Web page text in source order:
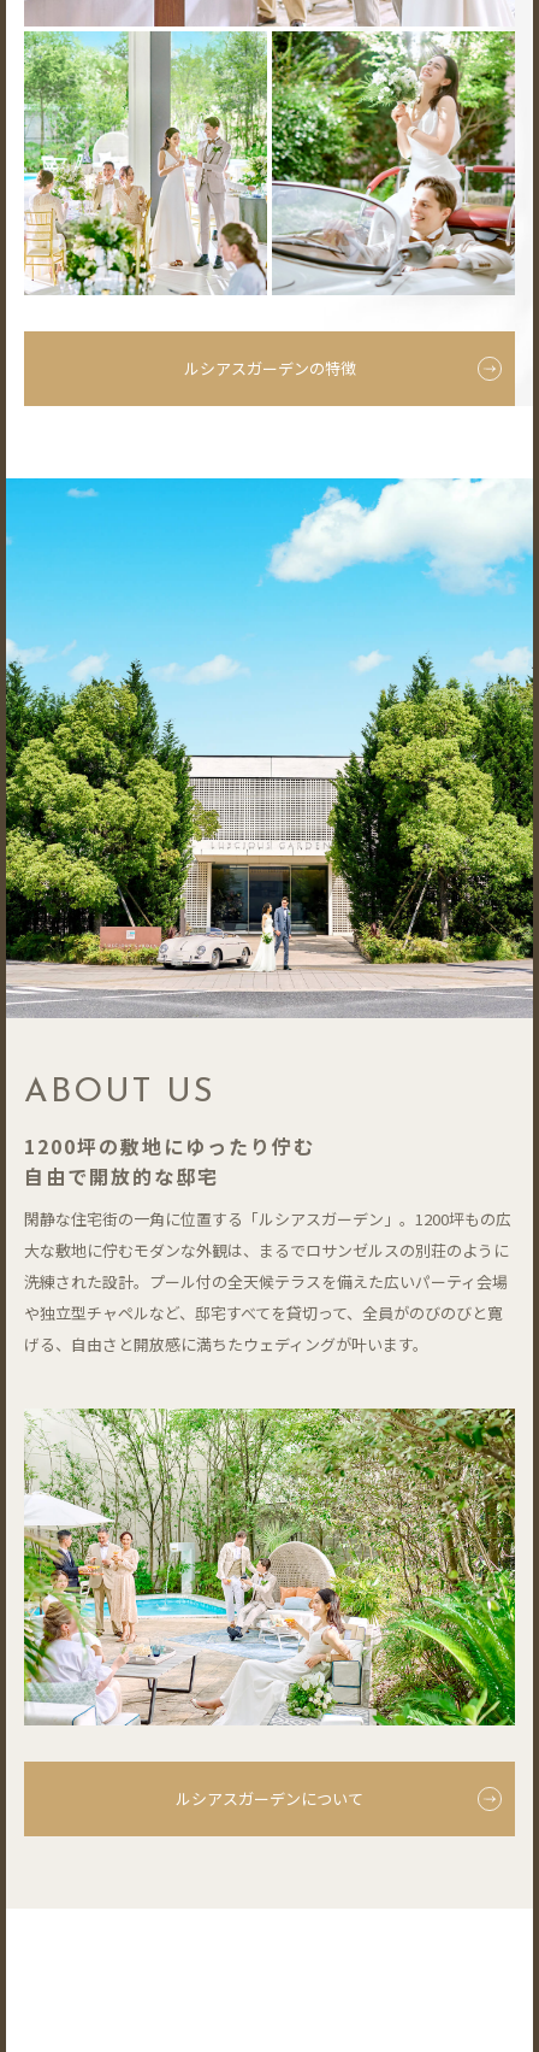
ルシアスガーデンの特徴
ABOUT US
1200坪の敷地にゆったり佇む
自由で開放的な邸宅
閑静な住宅街の一角に位置する「ルシアスガーデン」。1200坪もの広
大な敷地に佇むモダンな外観は、まるでロサンゼルスの別荘のように
洗練された設計。プール付の全天候テラスを備えた広いパーティ会場
や独立型チャペルなど、邸宅すべてを貸切って、全員がのびのびと寛
げる、自由さと開放感に満ちたウェディングが叶います。
ルシアスガーデンについて